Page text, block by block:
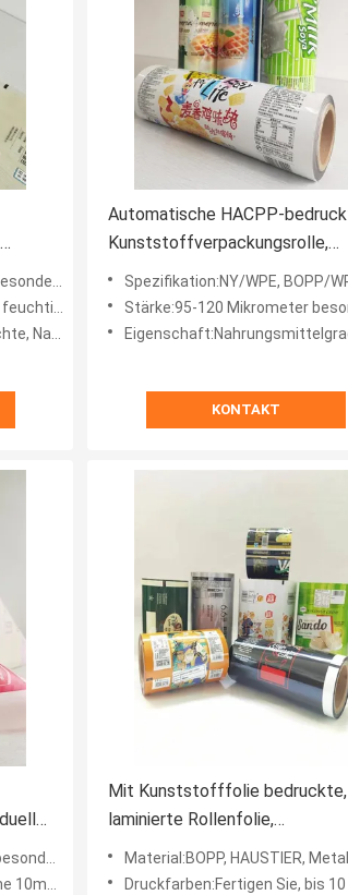
an
niedriger Geruch, gu
Meeresfrüchte
Automatische HACPP-
Kunststoffverpackungsrolle,
heißversiegelbar
Spezifikation:NY/WPE, BOPP/WPE, PET/WPE fertigte
Stärke:95-120 Mikrometer besonders
Eigenschaft:Nahrungsmittelgrad, dauerhaft, feuchtigkeitsfest,
KONTAKT
an
Breite
Mit Kunststofffolie bedruckte,
laminierte Rollenfolie,
Lebensmittelverpackung für
Snacks
Material:BOPP, HAUSTIER, Metalised-HAUSTIER, AL, CPP,
Druckfarben:Fertigen Sie, bis 10 Farben